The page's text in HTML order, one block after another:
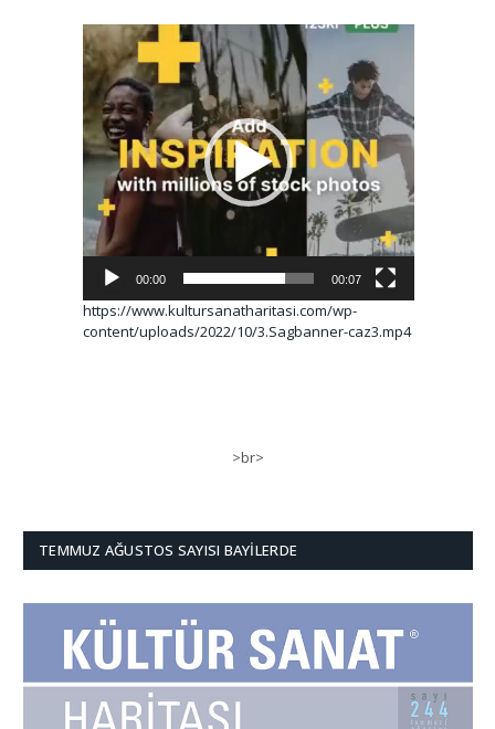
Video
oynatıcı
00:00 00:07
https://www.kultursanatharitasi.com/wp-
content/uploads/2022/10/3.Sagbanner-caz3.mp4
>br>
TEMMUZ AĞUSTOS SAYISI BAYILERDE